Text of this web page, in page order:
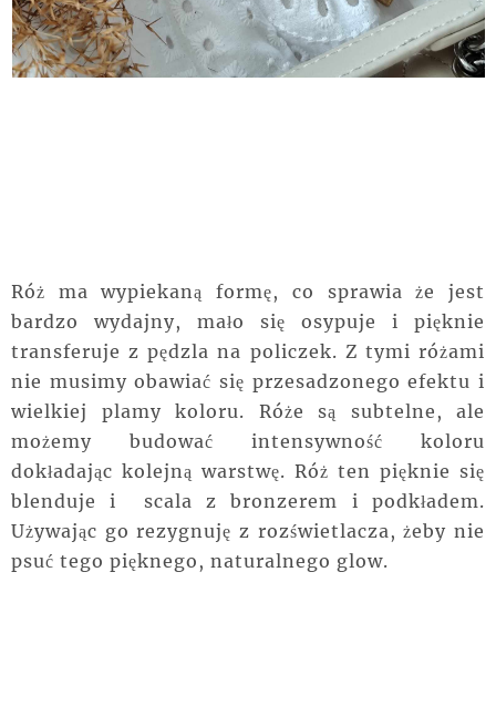
Róż ma wypiekaną formę, co sprawia że jest
bardzo wydajny, mało się osypuje i pięknie
transferuje z pędzla na policzek. Z tymi różami
nie musimy obawiać się przesadzonego efektu i
wielkiej plamy koloru. Róże są subtelne, ale
możemy budować intensywność koloru
dokładając kolejną warstwę. Róż ten pięknie się
blenduje i scala z bronzerem i podkładem.
Używając go rezygnuję z rozświetlacza, żeby nie
psuć tego pięknego, naturalnego glow.